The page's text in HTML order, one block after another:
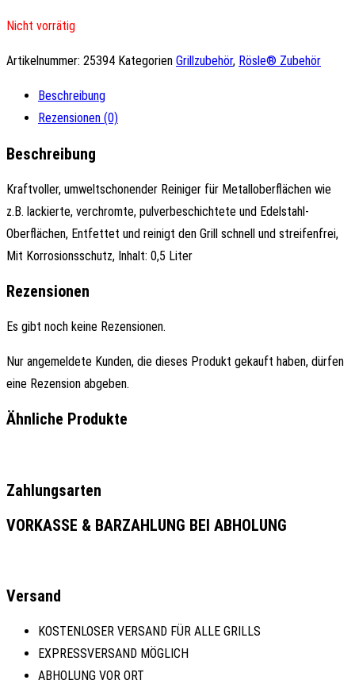
Nicht vorrätig
Artikelnummer: 25394 Kategorien Grillzubehör, Rösle® Zubehör
Beschreibung
Rezensionen (0)
Beschreibung
Kraftvoller, umweltschonender Reiniger für Metalloberflächen wie
z.B. lackierte, verchromte, pulverbeschichtete und Edelstahl-
Oberflächen, Entfettet und reinigt den Grill schnell und streifenfrei,
Mit Korrosionsschutz, Inhalt: 0,5 Liter
Rezensionen
Es gibt noch keine Rezensionen.
Nur angemeldete Kunden, die dieses Produkt gekauft haben, dürfen
eine Rezension abgeben.
Ähnliche Produkte
Zahlungsarten
VORKASSE & BARZAHLUNG BEI ABHOLUNG
Versand
KOSTENLOSER VERSAND FÜR ALLE GRILLS
EXPRESSVERSAND MÖGLICH
ABHOLUNG VOR ORT